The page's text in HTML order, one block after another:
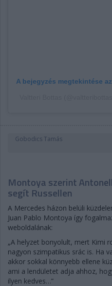
A bejegyzés megtekintése
Gobodics Tamás
Montoya szerint
segít Russellen
A Mercedes házon belüli
Juan Pablo Montoya így
weboldalának:
„A helyzet bonyolult, mert Kimi
nagyon szimpatikus srác is. Ha
akkor sokkal könnyebb ellene
ami a lendületet adja ahhoz,
ilyen kedves…”